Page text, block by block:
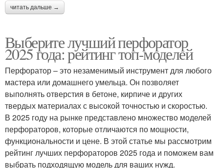
читать дальше →
Выберите лучший перфоратор
2025 года: рейтинг топ-моделей
Перфоратор – это незаменимый инструмент для любого
мастера или домашнего умельца. Он позволяет
выполнять отверстия в бетоне, кирпиче и других
твердых материалах с высокой точностью и скоростью.
В 2025 году на рынке представлено множество моделей
перфораторов, которые отличаются по мощности,
функциональности и цене. В этой статье мы рассмотрим
рейтинг лучших перфораторов 2025 года и поможем вам
выбрать подходящую модель для ваших нужд.